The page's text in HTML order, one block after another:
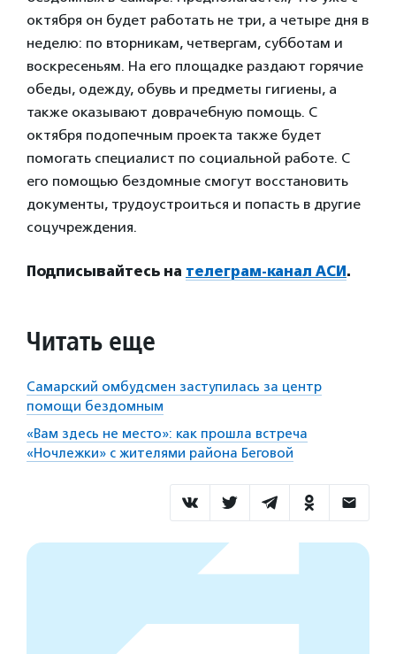
октября он будет работать не три, а четыре дня в
неделю: по вторникам, четвергам, субботам и
воскресеньям. На его площадке раздают горячие
обеды, одежду, обувь и предметы гигиены, а
также оказывают доврачебную помощь. С
октября подопечным проекта также будет
помогать специалист по социальной работе. С
его помощью бездомные смогут восстановить
документы, трудоустроиться и попасть в другие
соцучреждения.
Подписывайтесь на телеграм-канал АСИ .
Читать еще
Самарский омбудсмен заступилась за центр
помощи бездомным
«Вам здесь не место»: как прошла встреча
«Ночлежки» с жителями района Беговой